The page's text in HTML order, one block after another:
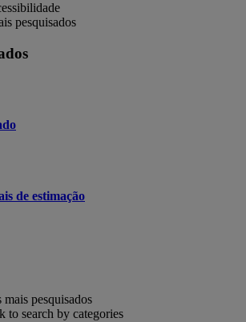
pesquisados
de estimação
pesquisados
to search by categories